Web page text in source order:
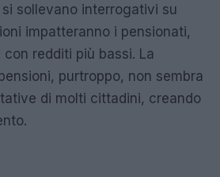
si sollevano interrogativi su
impatteranno i pensionati,
redditi più bassi. La
purtroppo, non sembra
di molti cittadini, creando